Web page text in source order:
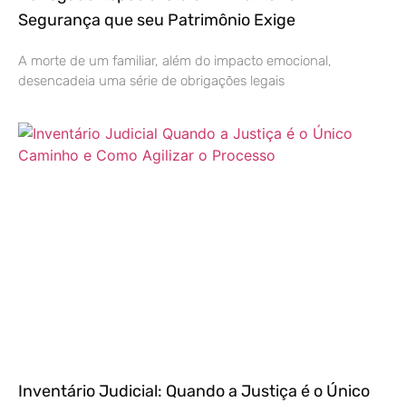
Segurança que seu Patrimônio Exige
A morte de um familiar, além do impacto emocional,
desencadeia uma série de obrigações legais
Inventário Judicial: Quando a Justiça é o Único